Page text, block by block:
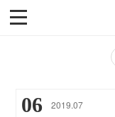
06 2019.07